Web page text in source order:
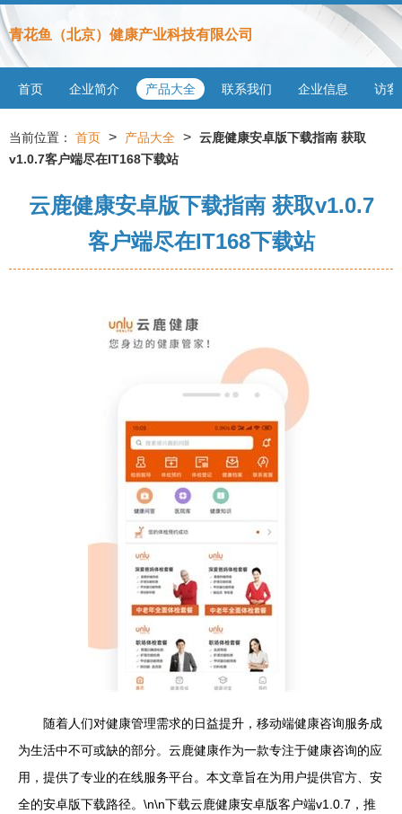
青花鱼（北京）健康产业科技有限公司
首页 企业简介 产品大全 联系我们 企业信息 访客
当前位置： 首页 > 产品大全 > 云鹿健康安卓版下载指南 获取
v1.0.7客户端尽在IT168下载站
云鹿健康安卓版下载指南 获取v1.0.7
客户端尽在IT168下载站
随着人们对健康管理需求的日益提升，移动端健康咨询服务成
为生活中不可或缺的部分。云鹿健康作为一款专注于健康咨询的应
用，提供了专业的在线服务平台。本文章旨在为用户提供官方、安
全的安卓版下载路径。\n\n下载云鹿健康安卓版客户端v1.0.7，推